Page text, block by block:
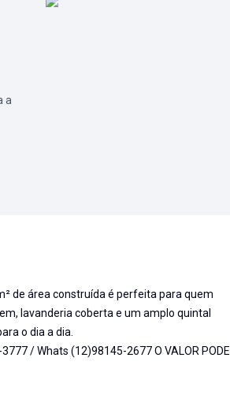
a
de área construída é perfeita para quem
lavanderia coberta e um amplo quintal
o dia a dia.
/ Whats (12)98145-2677 O VALOR PODE